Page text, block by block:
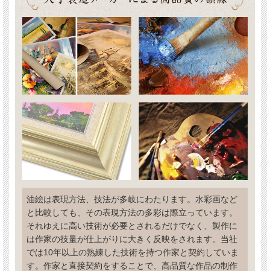
油絵は表現方法、技法が多岐にわたります。水彩画など
と比較しても、その表現方法の多彩は際立っています。
それゆえに高い技術が必要とされるだけでなく、製作に
は作家の技量が仕上がりに大きく反映をされます。当社
では10年以上の熟練した技術を持つ作家と契約していま
す。作家と直接契約をすることで、高品質な作品の制作